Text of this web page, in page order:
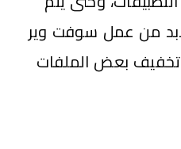
من عمل سوفت وير
تخفيف بعض الملفات